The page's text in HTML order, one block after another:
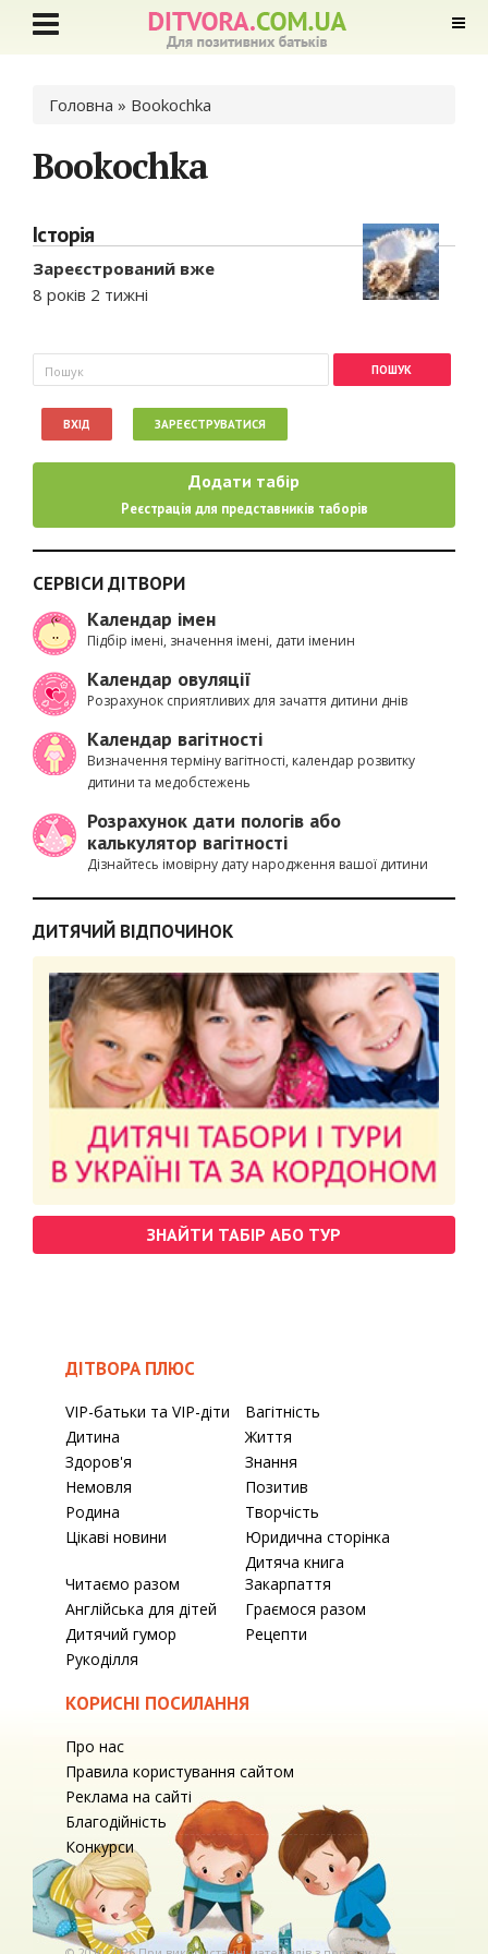
Ви є тут
Головна » Bookochka
Bookochka
Історія
Зареєстрований вже
8 років 2 тижні
Пошукова форма
Пошук
ВХІД ЗАРЕЄСТРУВАТИСЯ
Додати табір
Реєстрація для представників таборів
СЕРВІСИ ДІТВОРИ
Календар імен
Підбір імені, значення імені, дати іменин
Календар овуляції
Розрахунок сприятливих для зачаття дитини днів
Календар вагітності
Визначення терміну вагітності, календар розвитку
дитини та медобстежень
Розрахунок дати пологів або
калькулятор вагітності
Дізнайтесь імовірну дату народження вашої дитини
ДИТЯЧИЙ ВІДПОЧИНОК
ЗНАЙТИ ТАБІР АБО ТУР
ДІТВОРА ПЛЮС
VIP-батьки та VIP-діти
Вагітність
Дитина
Життя
Здоров'я
Знання
Немовля
Позитив
Родина
Творчість
Цікаві новини
Юридична сторінка
Читаємо разом
Дитяча книга
Закарпаття
Англійська для дітей
Граємося разом
Дитячий гумор
Рецепти
Рукоділля
КОРИСНІ ПОСИЛАННЯ
Про нас
Правила користування сайтом
Реклама на сайті
Благодійність
Конкурси